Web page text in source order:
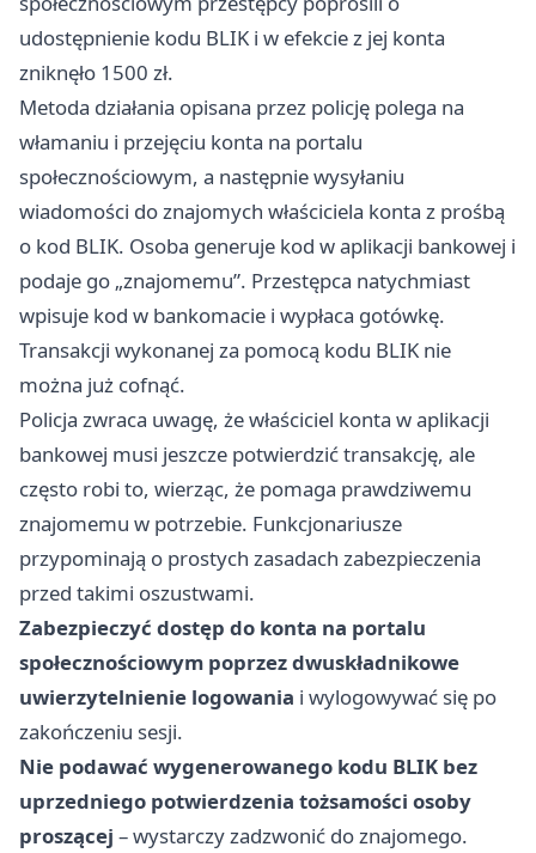
udostępnienie kodu BLIK i w efekcie z jej konta
zniknęło 1500 zł.
Metoda działania opisana przez policję polega na
włamaniu i przejęciu konta na portalu
społecznościowym, a następnie wysyłaniu
wiadomości do znajomych właściciela konta z prośbą
o kod BLIK. Osoba generuje kod w aplikacji bankowej i
podaje go „znajomemu”. Przestępca natychmiast
wpisuje kod w bankomacie i wypłaca gotówkę.
Transakcji wykonanej za pomocą kodu BLIK nie
można już cofnąć.
Policja zwraca uwagę, że właściciel konta w aplikacji
bankowej musi jeszcze potwierdzić transakcję, ale
często robi to, wierząc, że pomaga prawdziwemu
znajomemu w potrzebie. Funkcjonariusze
przypominają o prostych zasadach zabezpieczenia
przed takimi oszustwami.
Zabezpieczyć dostęp do konta na portalu
społecznościowym poprzez dwuskładnikowe
uwierzytelnienie logowania i wylogowywać się po
zakończeniu sesji.
Nie podawać wygenerowanego kodu BLIK bez
uprzedniego potwierdzenia tożsamości osoby
proszącej – wystarczy zadzwonić do znajomego.